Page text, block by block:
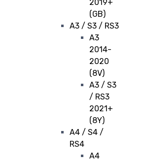
2019+
(GB)
A3 / S3 / RS3
A3
2014-
2020
(8V)
A3 / S3
/ RS3
2021+
(8Y)
A4 / S4 /
RS4
A4